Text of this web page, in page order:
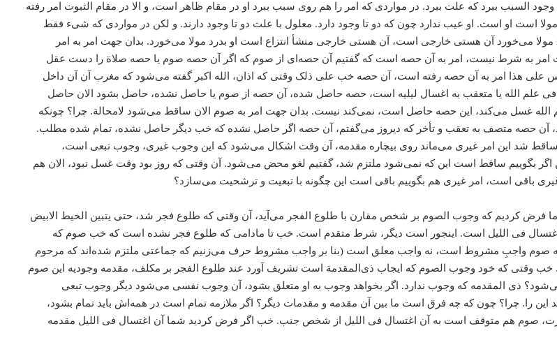
السبب ببرد که علت ببرد. در مواردی که امر را هم روی سبب ببرد ‌او در مقام ظاهر است، و الا در مقام الثبوت امر رفته
او است. او عیب ندارد چون که دو تا وجود دارد. معلول با علت دو تا وجود دارند. و لکن در مواردی که شیء فقط
می‌‌خورد آن هستی خارجی است، ‌آن هستی خارجی منشأ انتزاع است او بدرد مولا می‌‌خورد. بدان جهت امر به امر
امر به شرط نیست، امر به آن حصه است که گفتیم آن حصه‌ای از صوم که اگر آن حصه صوم یا حصه صلاة را دست عقل
پس علی هذا امر به آن حصه رفته است، آن حصه خب علی ذلک وقتی که اذان، ‌الله اکبر گفته می‌‌شود که مغرب آن آن داخل
الله یا متعقب به اغسال لیلیه است، ‌حصه حاصل شده، آن حصه از صوم یا حاصل نشده، حاصل بشود الان حاصل
غسل می‌‌کند، این حصه حاصل است، نمی‌کند نیست. بدان جهت امر به صوم الان ساقط می‌‌شود لامحالة. چرا؟ چونکه
‌آن حصه متصف به تعقب و تأخر که دیروز می‌‌گفتم، ‌آن حصه اگر حاصل نشده که خب دیگر حاصل نشده، تمام شده مطلب.
شد این امر غیری می‌‌ماند روی بیچاره مقدمه، آن وقت اشکال می‌‌شود که این وجوب غیری، وجوب تبعی است،
بگوییم ساقط است این که نمی‌شود ملتزم شد، گفتیم لغو محض می‌‌شود. آن وقتی که روز بود وقت غسل نبود، ‌الان هم
باقی است، ‌امر غیری هم بگوییم باقی است این چگونه با تبعیت و ترشحیت می‌‌سازد؟
کردیم که وجوب الصوم بر شخص مقارن با طلوع الفجر می‌آید، ‌آن وقتی که طلوع فجر شد، حتی یتبین الخیط الابیض
فی اللیل است. اینجور است دیگر، شرط متقدم است. خب تا مادامی که طلوع فجر نشده است که خب صوم که
واجبِ مشروط است، نه واجب معلق است (بنا بر واجب مشروط حرف می‌‌زنیم که جماعتی ملتزم شده‌اند که ‌مرحوم
خب وقتی که خود وجوب الصوم که ایجاب ذی‌المقدمة است تشریف آورد عند طلوع الفجر بر مکلف، مقدمه وجودیه این صوم
ذی المقدمه که وجوب ندارد. اگر بخواهد وجوب به او متعلق بشود، ‌آن وجوب نفسی می‌‌شود ‌دیگر وجوب تبعی
را. چرا؟‌ چون که چه فرق است ما بین آن مقدمه و مقدمات دیگر؟ اگر ملازمه تمام است در همه‌اش باید تمام بشود،
صوم هم متوقف است به آن اغتسال فی اللیل از شخص جنب. خب اگر فرض کردید شما آن اغتسال فی اللیل مقدمه